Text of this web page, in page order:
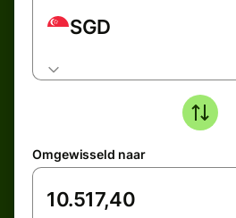
SGD
Omgewisseld naar